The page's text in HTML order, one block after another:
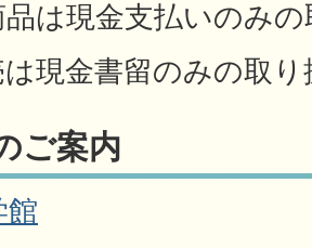
品は現金支払いのみ
は現金書留のみの取
ご案内
館